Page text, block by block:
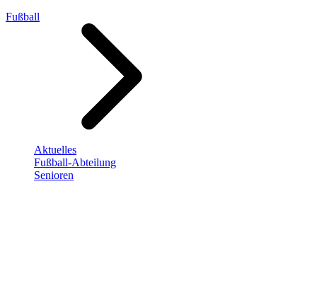
Fußball
Aktuelles
Fußball-Abteilung
Senioren